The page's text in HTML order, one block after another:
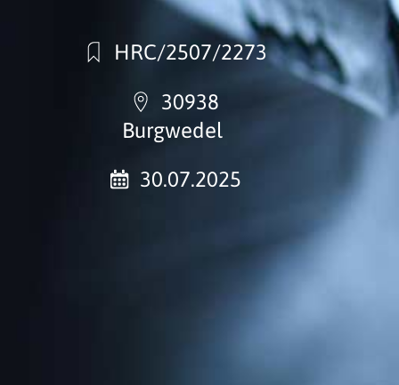
HRC/2507/2273
30938
Burgwedel
30.07.2025